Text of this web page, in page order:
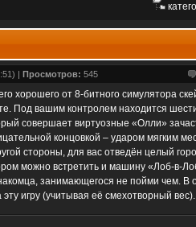
| Просмотров: 545
хорошего от 8-битного симулятора
Под вашим контролем находится
совершает виртуозные «Олли»
концовкой – ударом мягким
стороны, для вас отведён целый
можно встретить и машину «Лоб-в-
занимающегося не пойми чем. В
игру (учитывая её смехотворный вес).